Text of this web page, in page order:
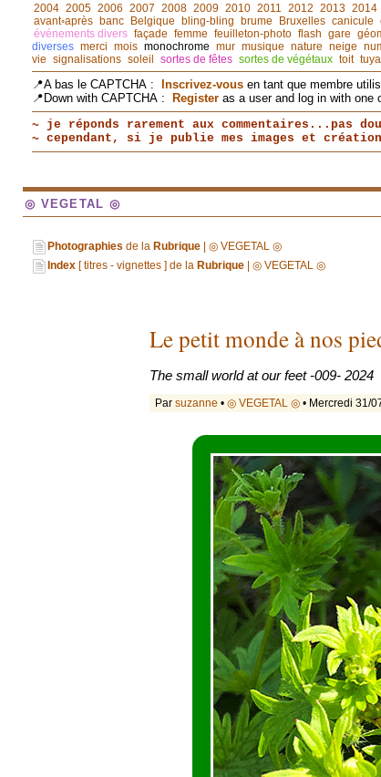
2004 2005 2006 2007 2008 2009 2010 2011 2012 2013 2014
avant◦après banc Belgique bling-bling brume Bruxelles canicule
événements divers façade femme feuilleton-photo flash gare
diverses merci mois monochrome mur musique nature neige
vie signalisations soleil sortes de fêtes sortes de végétaux toit
📍A bas le CAPTCHA : Inscrivez-vous en tant que membre
📍Down with CAPTCHA :
Register as a user and log in with one
~ je réponds rarement aux commentaires...pas
~ cependant, si je publie mes images et
◎ VEGETAL ◎
Photographies de la Rubrique | ◎ VEGETAL ◎
Index [ titres - vignettes ] de la Rubrique | ◎ VEGETAL ◎
Le petit monde à nos
The small world at our feet -009- 2024
Par suzanne • ◎ VEGETAL ◎ • Mercredi 31/